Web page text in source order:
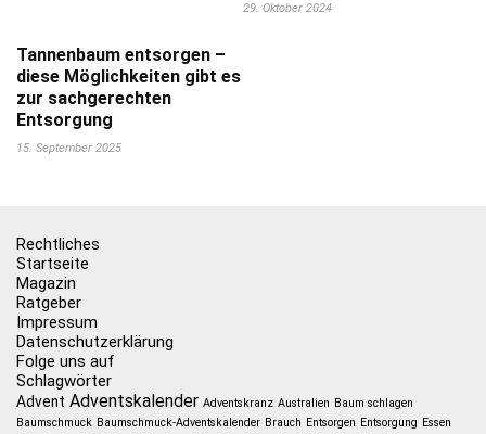
29. Oktober 2024
Tannenbaum entsorgen –
diese Möglichkeiten gibt es
zur sachgerechten
Entsorgung
15. September 2025
Rechtliches
Startseite
Magazin
Ratgeber
Impressum
Datenschutzerklärung
Folge uns auf
Schlagwörter
Advent Adventskalender Adventskranz Australien Baum schlagen
Baumschmuck Baumschmuck-Adventskalender Brauch Entsorgen Entsorgung Essen